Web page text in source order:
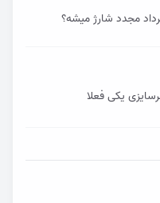
مجدد شارژ میشه؟
یکی فعلا